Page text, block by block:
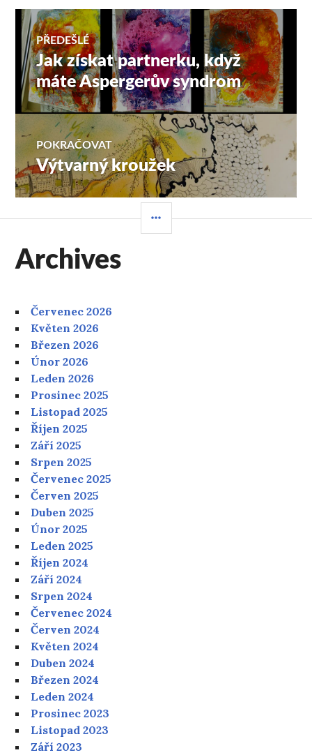
Navigace
pro
příspěvek
PŘEDEŠLÉ
Předchozí
příspěvek:
Jak získat partnerku, když
máte Aspergerův syndrom
POKRAČOVAT
Následující
příspěvek:
Výtvarný kroužek
PANEL
Archives
Červenec 2026
Květen 2026
Březen 2026
Únor 2026
Leden 2026
Prosinec 2025
Listopad 2025
Říjen 2025
Září 2025
Srpen 2025
Červenec 2025
Červen 2025
Duben 2025
Únor 2025
Leden 2025
Říjen 2024
Září 2024
Srpen 2024
Červenec 2024
Červen 2024
Květen 2024
Duben 2024
Březen 2024
Leden 2024
Prosinec 2023
Listopad 2023
Září 2023